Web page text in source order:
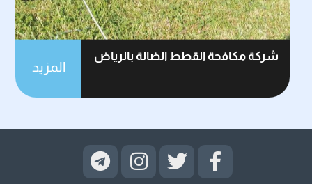
شركة مكافحة القطط الضالة بالرياض
المزيد